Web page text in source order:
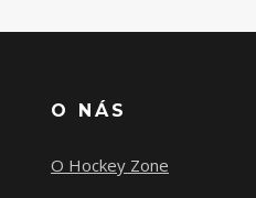
O NÁS
O Hockey Zone